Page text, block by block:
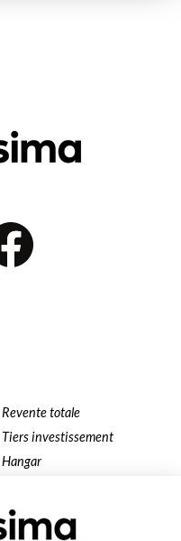
Revente totale
Tiers investissement
Hangar
Ombrière
Terrain